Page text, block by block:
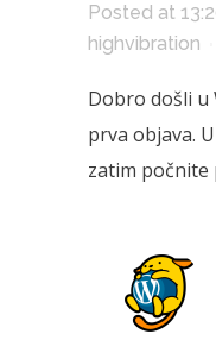
Posted at
highvibration
Dobro došli u
prva objava.
zatim počnite